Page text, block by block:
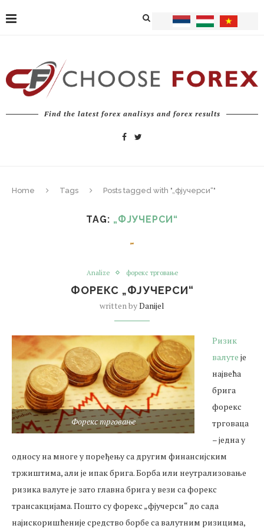
Find the latest forex analisys and forex results
Home Tags Posts tagged with "„фјучерси“"
TAG: „ФЈУЧЕРСИ“
Analize форекс трговање
ФОРЕКС „ФЈУЧЕРСИ“
written byDanijel
Форекс трговање
Ризик
валуте је
највећа
брига
форекс
трговаца
– једна у
односу на многе у поређењу са другим финансијским
тржиштима, али је ипак брига. Борба или неутрализовање
ризика валуте је зато главна брига у вези са форекс
трансакцијама. Пошто су форекс „фјучерси“ до сада
најискоришћеније средство борбе са валутним ризицима,